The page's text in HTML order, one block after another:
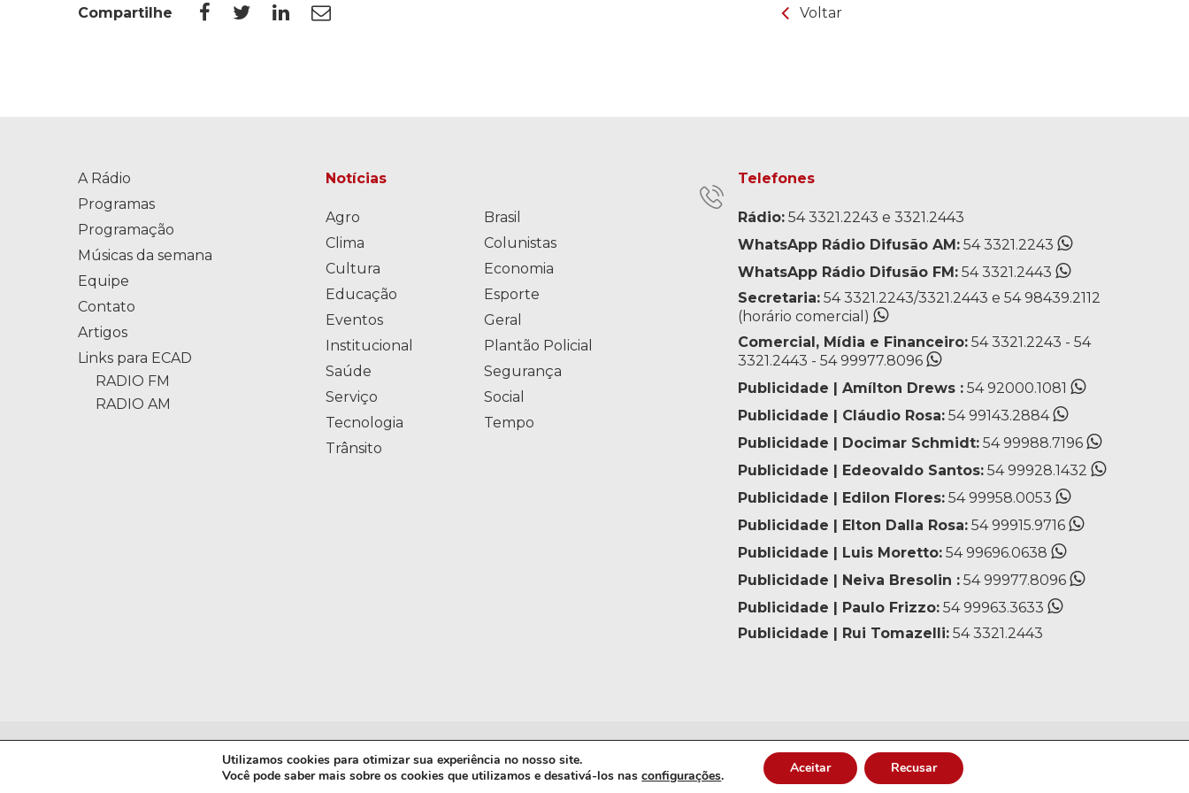
Compartilhe Voltar
A Rádio
Programas
Programação
Músicas da semana
Equipe
Contato
Artigos
Links para ECAD
RADIO FM
RADIO AM
Notícias
Agro
Brasil
Clima
Colunistas
Cultura
Economia
Educação
Esporte
Eventos
Geral
Institucional
Plantão Policial
Saúde
Segurança
Serviço
Social
Tecnologia
Tempo
Trânsito
Telefones
Rádio:54 3321.2243 e 3321.2443
WhatsApp Rádio Difusão AM:54 3321.2243
WhatsApp Rádio Difusão FM:54 3321.2443
Secretaria:54 3321.2243/3321.2443 e 54 98439.2112
(horário comercial)
Comercial, Mídia e Financeiro:54 3321.2243 - 54
3321.2443 - 54 99977.8096
Publicidade | Amílton Drews :54 92000.1081
Publicidade | Cláudio Rosa:54 99143.2884
Publicidade | Docimar Schmidt:54 99988.7196
Publicidade | Edeovaldo Santos:54 99928.1432
Publicidade | Edilon Flores:54 99958.0053
Publicidade | Elton Dalla Rosa:54 99915.9716
Publicidade | Luis Moretto:54 99696.0638
Publicidade | Neiva Bresolin :54 99977.8096
Publicidade | Paulo Frizzo:54 99963.3633
Publicidade | Rui Tomazelli:54 3321.2443
Av. Maurício Cardoso, 88 - Centro - Erechim/RS
Utilizamos cookies para otimizar sua experiência no nosso site.
Você pode saber mais sobre os cookies que utilizamos e desativá-los nasconfigurações. Aceitar Recusar